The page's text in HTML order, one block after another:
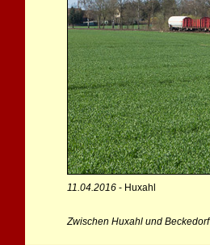
11.04.2016- Huxahl
Zwischen Huxahl und Beckedorf